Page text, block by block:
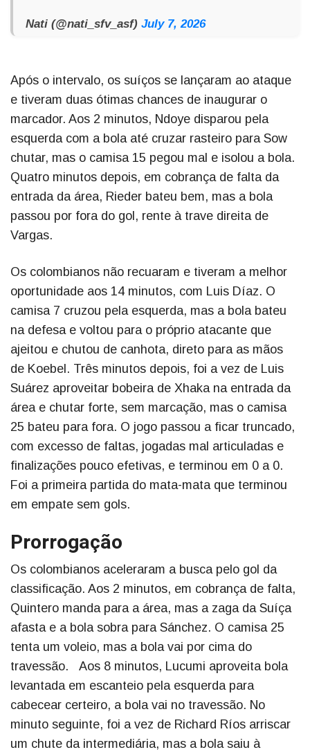
Nati (@nati_sfv_asf) July 7, 2026
Após o intervalo, os suíços se lançaram ao ataque
e tiveram duas ótimas chances de inaugurar o
marcador. Aos 2 minutos, Ndoye disparou pela
esquerda com a bola até cruzar rasteiro para Sow
chutar, mas o camisa 15 pegou mal e isolou a bola.
Quatro minutos depois, em cobrança de falta da
entrada da área, Rieder bateu bem, mas a bola
passou por fora do gol, rente à trave direita de
Vargas.
Os colombianos não recuaram e tiveram a melhor
oportunidade aos 14 minutos, com Luis Díaz. O
camisa 7 cruzou pela esquerda, mas a bola bateu
na defesa e voltou para o próprio atacante que
ajeitou e chutou de canhota, direto para as mãos
de Koebel. Três minutos depois, foi a vez de Luis
Suárez aproveitar bobeira de Xhaka na entrada da
área e chutar forte, sem marcação, mas o camisa
25 bateu para fora. O jogo passou a ficar truncado,
com excesso de faltas, jogadas mal articuladas e
finalizações pouco efetivas, e terminou em 0 a 0.
Foi a primeira partida do mata-mata que terminou
em empate sem gols.
Prorrogação
Os colombianos aceleraram a busca pelo gol da
classificação. Aos 2 minutos, em cobrança de falta,
Quintero manda para a área, mas a zaga da Suíça
afasta e a bola sobra para Sánchez. O camisa 25
tenta um voleio, mas a bola vai por cima do
travessão. Aos 8 minutos, Lucumi aproveita bola
levantada em escanteio pela esquerda para
cabecear certeiro, a bola vai no travessão. No
minuto seguinte, foi a vez de Richard Ríos arriscar
um chute da intermediária, mas a bola saiu à